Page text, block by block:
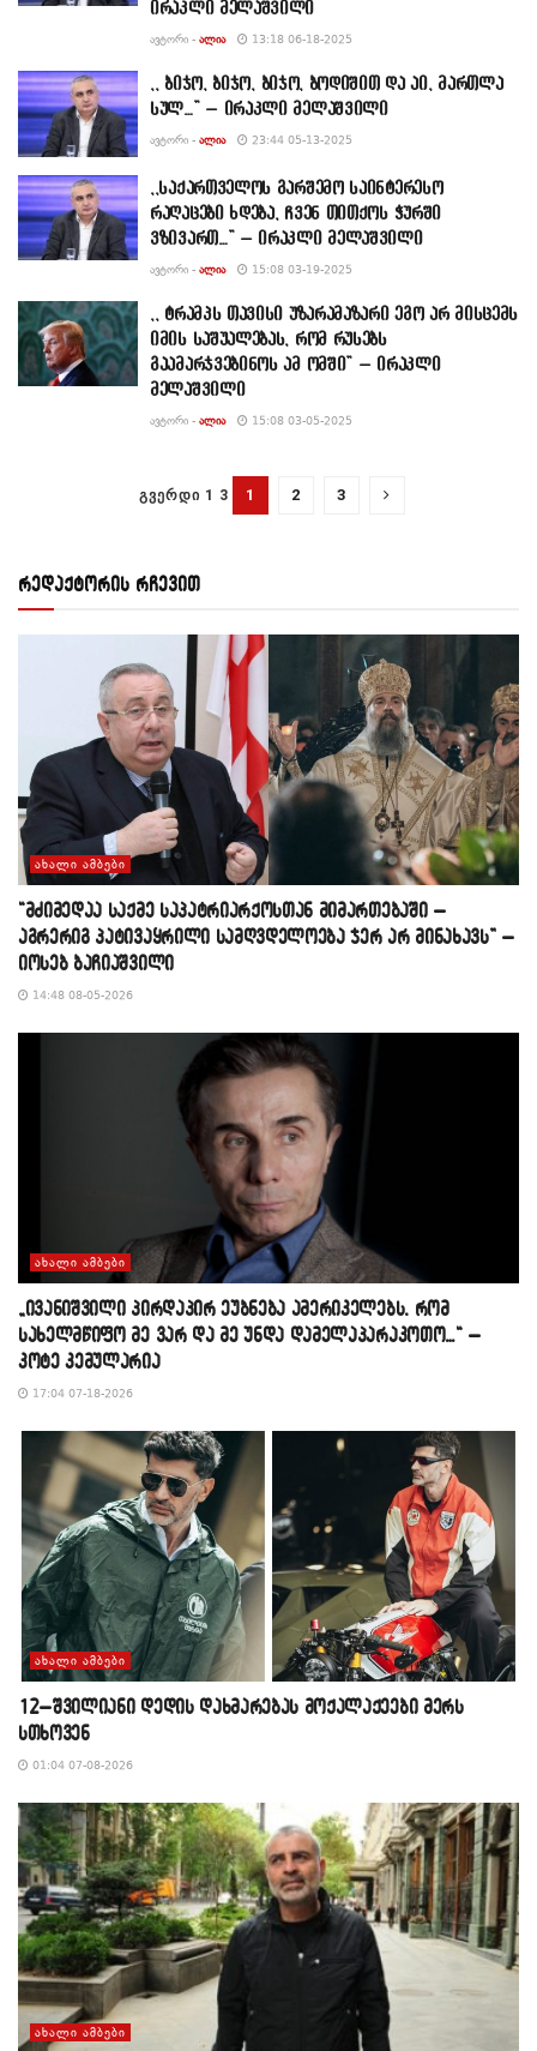
ირაკლი მელაშვილი
ᲐᲕᲢᲝᲠᲘ - ᲐᲚᲘᲐ 13:18 06-18-2025
,, ბიჯო, ბიჯო, ბიჯო, ბოდიშით და აი, მართლა
სულ…” – ირაკლი მელაშვილი
ᲐᲕᲢᲝᲠᲘ - ᲐᲚᲘᲐ 23:44 05-13-2025
,,საქართველოს გარშემო საინტერესო
რაღაცები ხდება, ჩვენ თითქოს ჭურში
ვზივართ…” – ირაკლი მელაშვილი
ᲐᲕᲢᲝᲠᲘ - ᲐᲚᲘᲐ 15:08 03-19-2025
,, ტრამპს თავისი უზარამაზარი ეგო არ მისცემს
იმის საშუალებას, რომ რუსებს
გაამარჯვებინოს ამ ომში” – ირაკლი
მელაშვილი
ᲐᲕᲢᲝᲠᲘ - ᲐᲚᲘᲐ 15:08 03-05-2025
ᲒᲕᲔᲠᲓᲘ 1 3 1 2 3
რედაქტორის რჩევით
ᲐᲮᲐᲚᲘ ᲐᲛᲑᲔᲑᲘ
“მძიმედაა საქმე საპატრიარქოსთან მიმართებაში –
აგრერიგ პატივაყრილი სამღვდელოება ჯერ არ მინახავს” –
იოსებ ბაჩიაშვილი
14:48 08-05-2026
ᲐᲮᲐᲚᲘ ᲐᲛᲑᲔᲑᲘ
„ივანიშვილი პირდაპირ ეუბნება ამერიკელებს, რომ
სახელმწიფო მე ვარ და მე უნდა დამელაპარაკოთო…“ –
კოტე კემულარია
17:04 07-18-2026
ᲐᲮᲐᲚᲘ ᲐᲛᲑᲔᲑᲘ
12–შვილიანი დედის დახმარებას მოქალაქეები მერს
სთხოვენ
01:04 07-08-2026
ᲐᲮᲐᲚᲘ ᲐᲛᲑᲔᲑᲘ